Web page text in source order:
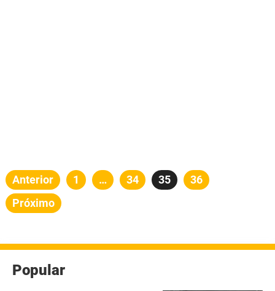
Paginación
Anterior Página
1 … Página
34 Página
35 Página
36
Próximo
Popular